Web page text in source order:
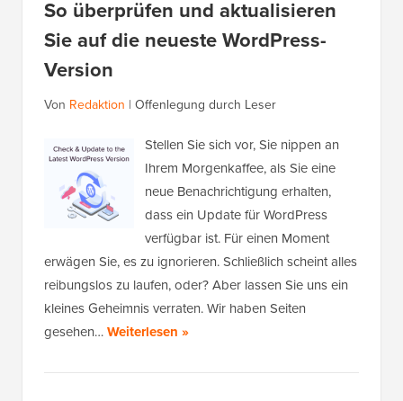
So überprüfen und aktualisieren
Sie auf die neueste WordPress-
Version
Von Redaktion | Offenlegung durch Leser
Stellen Sie sich vor, Sie nippen an
Ihrem Morgenkaffee, als Sie eine
neue Benachrichtigung erhalten,
dass ein Update für WordPress
verfügbar ist. Für einen Moment
erwägen Sie, es zu ignorieren. Schließlich scheint alles
reibungslos zu laufen, oder? Aber lassen Sie uns ein
kleines Geheimnis verraten. Wir haben Seiten
gesehen…Weiterlesen »